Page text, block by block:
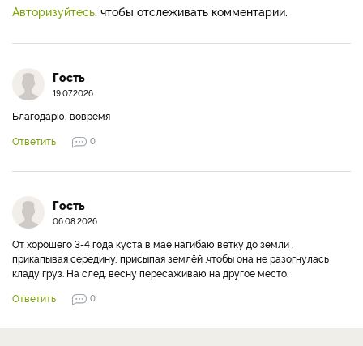
Авторизуйтесь, чтобы отслеживать комментарии.
Гость
19.07.2026
Благодарю, вовремя
Ответить
0
Гость
06.08.2026
От хорошего 3-4 года куста в мае нагибаю ветку до земли ,
прикапывая середину, присыпая землёй ,чтобы она не разогнулась
кладу груз. На след. весну пересаживаю на другое место.
Ответить
0